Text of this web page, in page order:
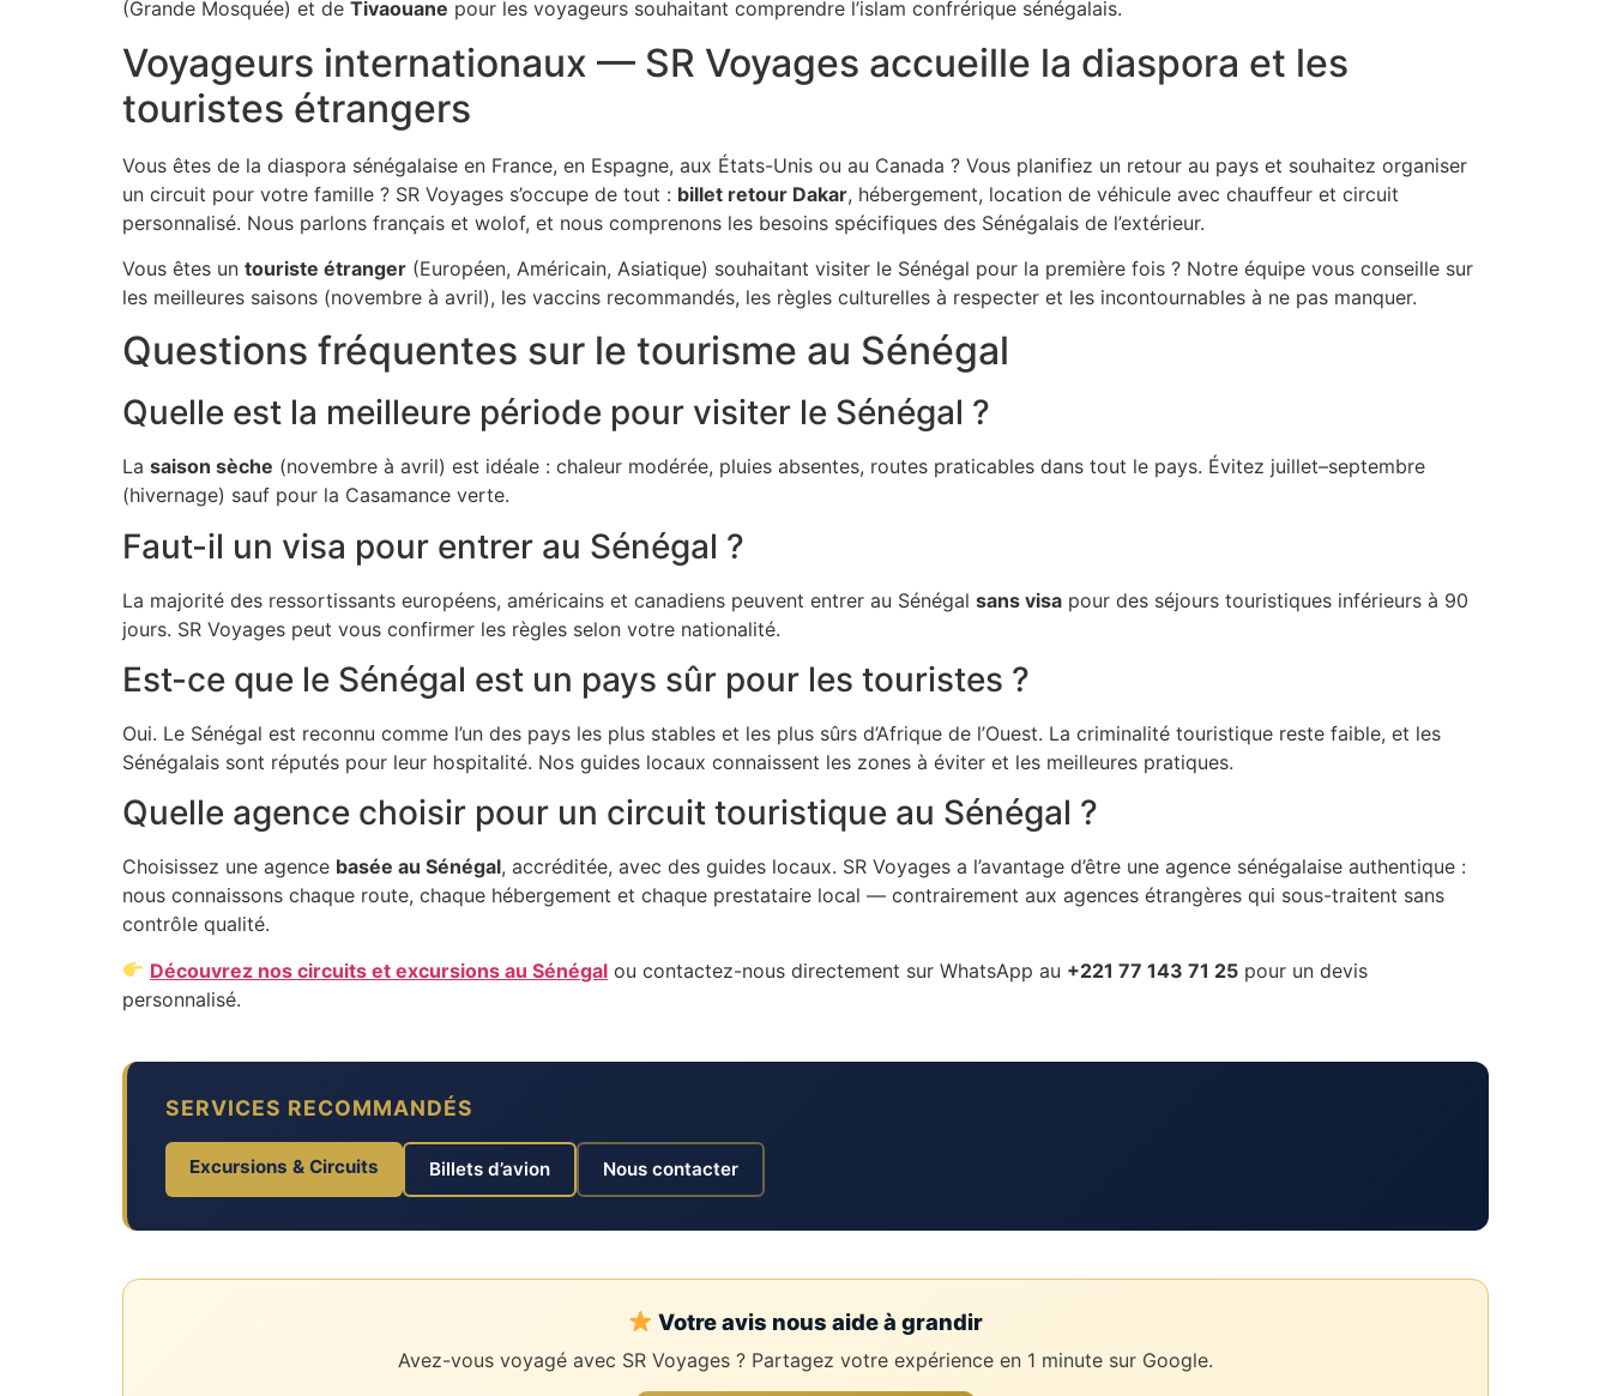
(Grande Mosquée) et de Tivaouane pour les voyageurs souhaitant comprendre l’islam confrérique sénégalais.
Voyageurs internationaux — SR Voyages accueille la diaspora et les
touristes étrangers
Vous êtes de la diaspora sénégalaise en France, en Espagne, aux États-Unis ou au Canada ? Vous planifiez un retour au pays et souhaitez organiser
un circuit pour votre famille ? SR Voyages s’occupe de tout : billet retour Dakar, hébergement, location de véhicule avec chauffeur et circuit
personnalisé. Nous parlons français et wolof, et nous comprenons les besoins spécifiques des Sénégalais de l’extérieur.
Vous êtes un touriste étranger (Européen, Américain, Asiatique) souhaitant visiter le Sénégal pour la première fois ? Notre équipe vous conseille sur
les meilleures saisons (novembre à avril), les vaccins recommandés, les règles culturelles à respecter et les incontournables à ne pas manquer.
Questions fréquentes sur le tourisme au Sénégal
Quelle est la meilleure période pour visiter le Sénégal ?
La saison sèche (novembre à avril) est idéale : chaleur modérée, pluies absentes, routes praticables dans tout le pays. Évitez juillet–septembre
(hivernage) sauf pour la Casamance verte.
Faut-il un visa pour entrer au Sénégal ?
La majorité des ressortissants européens, américains et canadiens peuvent entrer au Sénégal sans visa pour des séjours touristiques inférieurs à 90
jours. SR Voyages peut vous confirmer les règles selon votre nationalité.
Est-ce que le Sénégal est un pays sûr pour les touristes ?
Oui. Le Sénégal est reconnu comme l’un des pays les plus stables et les plus sûrs d’Afrique de l’Ouest. La criminalité touristique reste faible, et les
Sénégalais sont réputés pour leur hospitalité. Nos guides locaux connaissent les zones à éviter et les meilleures pratiques.
Quelle agence choisir pour un circuit touristique au Sénégal ?
Choisissez une agence basée au Sénégal, accréditée, avec des guides locaux. SR Voyages a l’avantage d’être une agence sénégalaise authentique :
nous connaissons chaque route, chaque hébergement et chaque prestataire local — contrairement aux agences étrangères qui sous-traitent sans
contrôle qualité.
Découvrez nos circuits et excursions au Sénégal ou contactez-nous directement sur WhatsApp au +221 77 143 71 25 pour un devis
personnalisé.
SERVICES RECOMMANDÉS
Excursions & Circuits Billets d’avion Nous contacter
Votre avis nous aide à grandir
Avez-vous voyagé avec SR Voyages ? Partagez votre expérience en 1 minute sur Google.